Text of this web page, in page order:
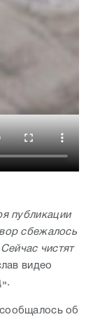
публикации
сбежалось
чистят
видео
об